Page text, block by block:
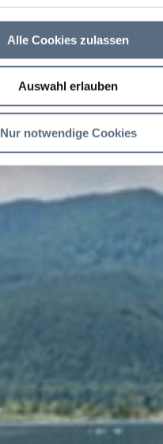
Alle Cookies zulassen
Auswahl erlauben
Nur notwendige Cookies